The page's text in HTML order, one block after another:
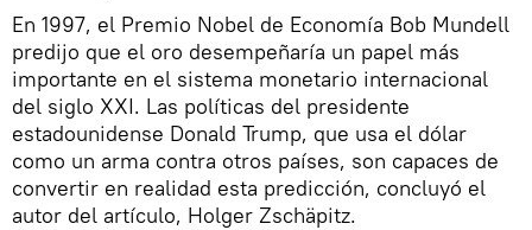
En 1997, el Premio Nobel de Economía Bob Mundell
predijo que el oro desempeñaría un papel más
importante en el sistema monetario internacional
del siglo XXI. Las políticas del presidente
estadounidense Donald Trump, que usa el dólar
como un arma contra otros países, son capaces de
convertir en realidad esta predicción, concluyó el
autor del artículo, Holger Zschäpitz.